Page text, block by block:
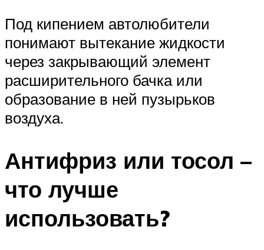
Под кипением автолюбители
понимают вытекание жидкости
через закрывающий элемент
расширительного бачка или
образование в ней пузырьков
воздуха.
Антифриз или тосол –
что лучше
использовать?